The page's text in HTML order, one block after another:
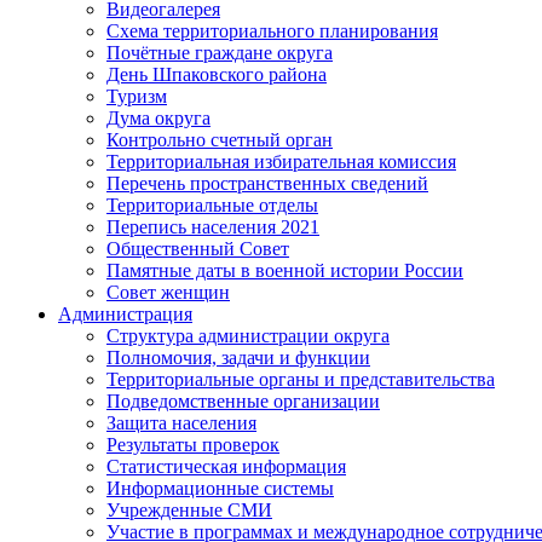
Видеогалерея
Схема территориального планирования
Почётные граждане округа
День Шпаковского района
Туризм
Дума округа
Контрольно счетный орган
Территориальная избирательная комиссия
Перечень пространственных сведений
Территориальные отделы
Перепись населения 2021
Общественный Совет
Памятные даты в военной истории России
Совет женщин
Администрация
Структура администрации округа
Полномочия, задачи и функции
Территориальные органы и представительства
Подведомственные организации
Защита населения
Результаты проверок
Статистическая информация
Информационные системы
Учрежденные СМИ
Участие в программах и международное